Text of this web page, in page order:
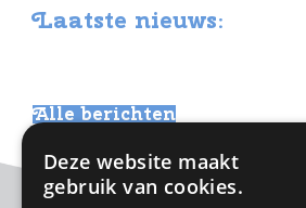
website
Laatste nieuws:
Alle berichten
Deze website maakt
gebruik van cookies.